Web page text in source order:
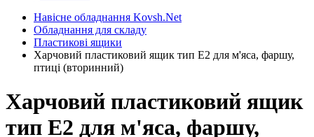
Навісне обладнання Kovsh.Net
Обладнання для складу
Пластикові ящики
Харчовий пластиковий ящик тип E2 для м'яса, фаршу,
птиці (вторинний)
Харчовий пластиковий ящик
тип E2 для м'яса, фаршу,